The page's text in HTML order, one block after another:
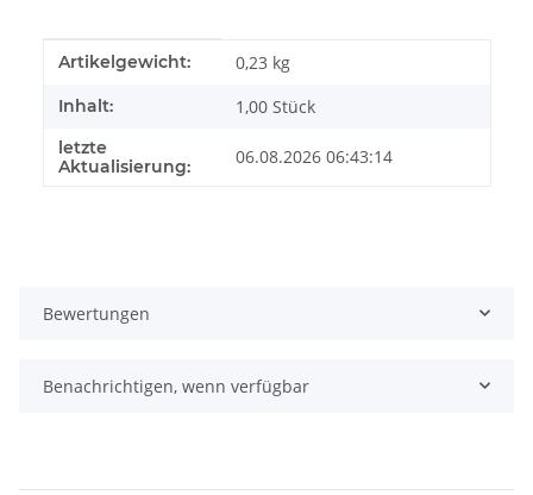
Produkteigenschaft
Wert
Artikelgewicht: 0,23 kg
Inhalt: 1,00 Stück
letzte
Aktualisierung:
06.08.2026 06:43:14
Bewertungen
Benachrichtigen, wenn verfügbar